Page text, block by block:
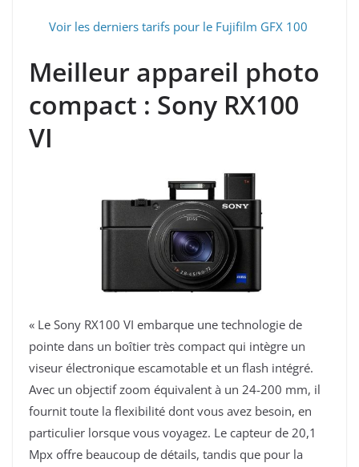
Voir les derniers tarifs pour le Fujifilm GFX 100
Meilleur appareil photo
compact : Sony RX100
VI
« Le Sony RX100 VI embarque une technologie de
pointe dans un boîtier très compact qui intègre un
viseur électronique escamotable et un flash intégré.
Avec un objectif zoom équivalent à un 24-200 mm, il
fournit toute la flexibilité dont vous avez besoin, en
particulier lorsque vous voyagez. Le capteur de 20,1
Mpx offre beaucoup de détails, tandis que pour la